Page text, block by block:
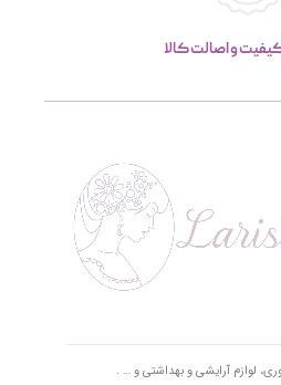
و اصالت کالا
لوازم آرایشی و بهداشتی و … .